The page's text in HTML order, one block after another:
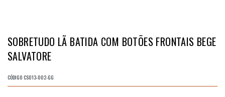
SOBRETUDO LÃ BATIDA COM BOTÕES FRONTAIS BEGE
SALVATORE
CÓDIGO CS013-002-GG